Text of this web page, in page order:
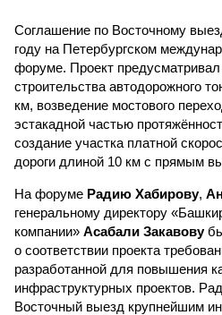
Соглашение по Восточному
году на Петербургском
форуме. Проект
строительства автодорожного
км, возведение мостового
эстакадной частью
создание участка платной
дороги длиной 10 км с прямым
На форуме Радию Хабирову,
генеральному директору
компании» Асабали Закавову
о соответствии проекта
разработанной для повышения
инфраструктурных проектов.
Восточный выезд крупнейшим